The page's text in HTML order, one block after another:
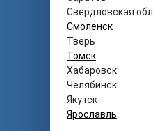
Свердловская обл.
Смоленск
Тверь
Томск
Хабаровск
Челябинск
Якутск
Ярославль